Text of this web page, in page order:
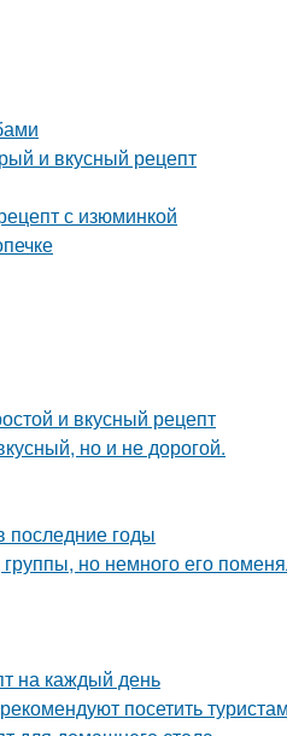
и вкусный рецепт
с изюминкой
и вкусный рецепт
но и не дорогой.
последние годы
но немного его
на каждый день
посетить туристам